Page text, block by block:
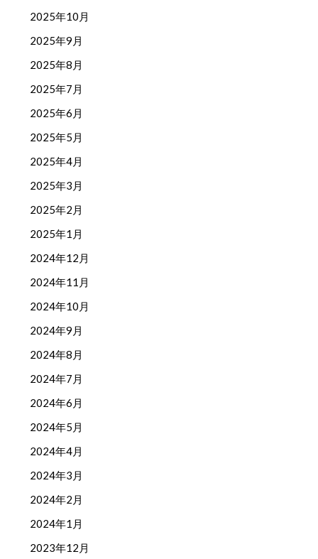
2025年10月
2025年9月
2025年8月
2025年7月
2025年6月
2025年5月
2025年4月
2025年3月
2025年2月
2025年1月
2024年12月
2024年11月
2024年10月
2024年9月
2024年8月
2024年7月
2024年6月
2024年5月
2024年4月
2024年3月
2024年2月
2024年1月
2023年12月